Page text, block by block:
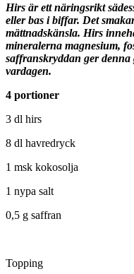
Hirs är ett näringsrikt
eller bas i biffar. Det
mättnadskänsla. Hirs
mineralerna magnesium,
saffranskryddan ger
vardagen.
4 portioner
3 dl hirs
8 dl havredryck
1 msk kokosolja
1 nypa salt
0,5 g saffran
Topping